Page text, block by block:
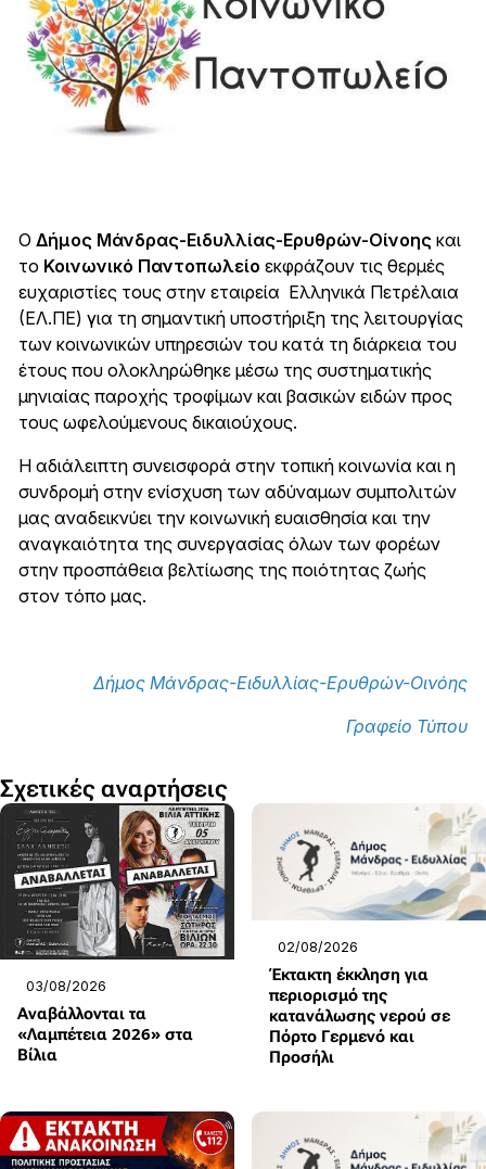
Ο Δήμος Μάνδρας-Ειδυλλίας-Ερυθρών-Οίνοης και
το Κοινωνικό Παντοπωλείο εκφράζουν τις θερμές
ευχαριστίες τους στην εταιρεία Ελληνικά Πετρέλαια
(ΕΛ.ΠΕ) για τη σημαντική υποστήριξη της λειτουργίας
των κοινωνικών υπηρεσιών του κατά τη διάρκεια του
έτους που ολοκληρώθηκε μέσω της συστηματικής
μηνιαίας παροχής τροφίμων και βασικών ειδών προς
τους ωφελούμενους δικαιούχους.
Η αδιάλειπτη συνεισφορά στην τοπική κοινωνία και η
συνδρομή στην ενίσχυση των αδύναμων συμπολιτών
μας αναδεικνύει την κοινωνική ευαισθησία και την
αναγκαιότητα της συνεργασίας όλων των φορέων
στην προσπάθεια βελτίωσης της ποιότητας ζωής
στον τόπο μας.
Δήμος Μάνδρας-Ειδυλλίας-Ερυθρών-Οινόης
Γραφείο Τύπου
Σχετικές αναρτήσεις
03/08/2026
Αναβάλλονται τα
«Λαμπέτεια 2026» στα
Βίλια
02/08/2026
Έκτακτη έκκληση για
περιορισμό της
κατανάλωσης νερού σε
Πόρτο Γερμενό και
Προσήλι